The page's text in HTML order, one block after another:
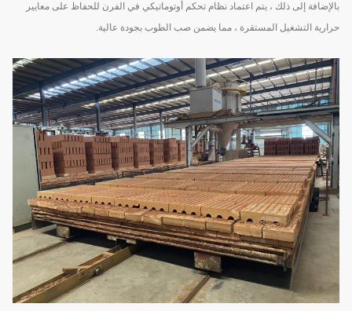
بالإضافة إلى ذلك ، يتم اعتماد نظام تحكم أوتوماتيكي في الفرن للحفاظ على معايير
حرارية التشغيل المستقرة ، مما يضمن صب الطوب بجودة عالية.